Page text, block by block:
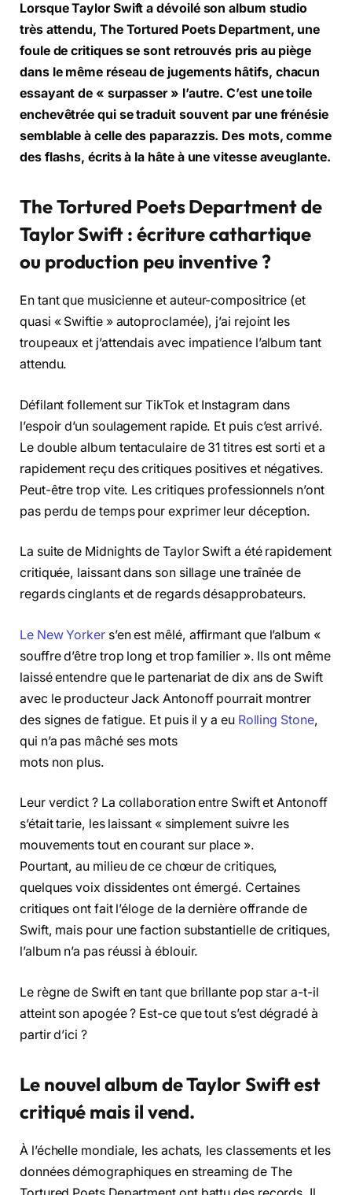
Lorsque Taylor Swift a dévoilé son album studio
très attendu, The Tortured Poets Department, une
foule de critiques se sont retrouvés pris au piège
dans le même réseau de jugements hâtifs, chacun
essayant de « surpasser » l’autre. C’est une toile
enchevêtrée qui se traduit souvent par une frénésie
semblable à celle des paparazzis. Des mots, comme
des flashs, écrits à la hâte à une vitesse aveuglante.
The Tortured Poets Department de
Taylor Swift : écriture cathartique
ou production peu inventive ?
En tant que musicienne et auteur-compositrice (et
quasi « Swiftie » autoproclamée), j’ai rejoint les
troupeaux et j’attendais avec impatience l’album tant
attendu.
Défilant follement sur TikTok et Instagram dans
l’espoir d’un soulagement rapide. Et puis c’est arrivé.
Le double album tentaculaire de 31 titres est sorti et a
rapidement reçu des critiques positives et négatives.
Peut-être trop vite. Les critiques professionnels n’ont
pas perdu de temps pour exprimer leur déception.
La suite de Midnights de Taylor Swift a été rapidement
critiquée, laissant dans son sillage une traînée de
regards cinglants et de regards désapprobateurs.
Le New Yorkers’en est mêlé, affirmant que l’album «
souffre d’être trop long et trop familier ». Ils ont même
laissé entendre que le partenariat de dix ans de Swift
avec le producteur Jack Antonoff pourrait montrer
des signes de fatigue. Et puis il y a eu Rolling Stone,
qui n’a pas mâché ses mots
mots non plus.
Leur verdict ? La collaboration entre Swift et Antonoff
s’était tarie, les laissant « simplement suivre les
mouvements tout en courant sur place ».
Pourtant, au milieu de ce chœur de critiques,
quelques voix dissidentes ont émergé. Certaines
critiques ont fait l’éloge de la dernière offrande de
Swift, mais pour une faction substantielle de critiques,
l’album n’a pas réussi à éblouir.
Le règne de Swift en tant que brillante pop star a-t-il
atteint son apogée ? Est-ce que tout s’est dégradé à
partir d’ici ?
Le nouvel album de Taylor Swift est
critiqué mais il vend.
À l’échelle mondiale, les achats, les classements et les
données démographiques en streaming de The